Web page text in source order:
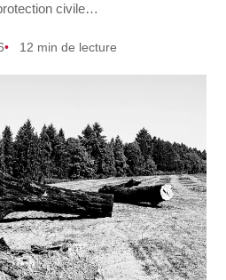
civile…
12 min de lecture